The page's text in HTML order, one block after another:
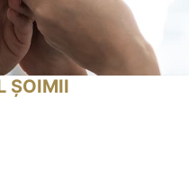
ȘOIMII